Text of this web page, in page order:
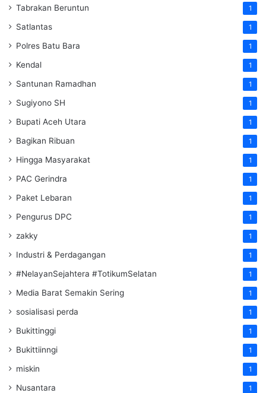
Tabrakan Beruntun 1
Satlantas 1
Polres Batu Bara 1
Kendal 1
Santunan Ramadhan 1
Sugiyono SH 1
Bupati Aceh Utara 1
Bagikan Ribuan 1
Hingga Masyarakat 1
PAC Gerindra 1
Paket Lebaran 1
Pengurus DPC 1
zakky 1
Industri & Perdagangan 1
#NelayanSejahtera #TotikumSelatan 1
Media Barat Semakin Sering 1
sosialisasi perda 1
Bukittinggi 1
Bukittiinngi 1
miskin 1
Nusantara 1